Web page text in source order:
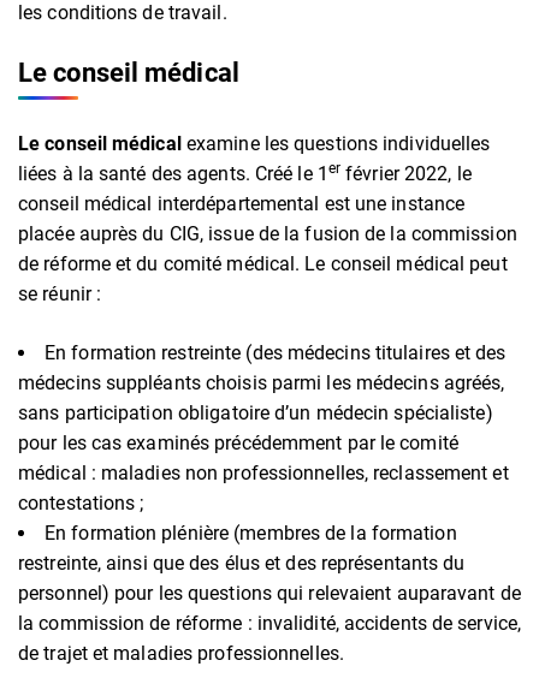
les conditions de travail.
Le conseil médical
Le conseil médical examine les questions individuelles
liées à la santé des agents. Créé le 1 er février 2022, le
conseil médical interdépartemental est une instance
placée auprès du CIG, issue de la fusion de la commission
de réforme et du comité médical. Le conseil médical peut
se réunir :
En formation restreinte (des médecins titulaires et des
médecins suppléants choisis parmi les médecins agréés,
sans participation obligatoire d’un médecin spécialiste)
pour les cas examinés précédemment par le comité
médical : maladies non professionnelles, reclassement et
contestations ;
En formation plénière (membres de la formation
restreinte, ainsi que des élus et des représentants du
personnel) pour les questions qui relevaient auparavant de
la commission de réforme : invalidité, accidents de service,
de trajet et maladies professionnelles.